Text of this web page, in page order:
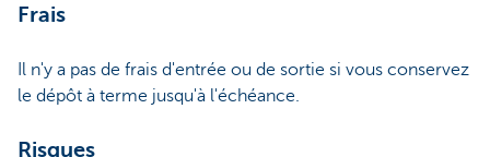
Frais
Il n'y a pas de frais d'entrée ou de sortie si vous conservez
le dépôt à terme jusqu'à l'échéance.
Risques